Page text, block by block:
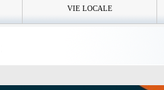
VIE LOCALE